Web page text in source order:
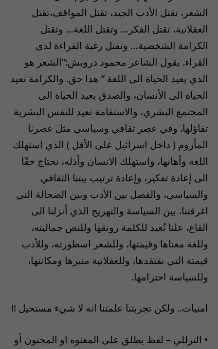
الشعر، تقتل الأدب الجيد، تقتل المواقف،تقتل
العقلانية، تقتل الفكر… وتقتل اللغة… وتقتل
الكرامة الشخصية… وتقتل رغبة القراءة لدى
القراء. يقول الشاعر محمود درويش:”الشعر هو
الذي يعيد الحياة الى اللغة ” هذا حق. والكرامة تعيد
الحياة الى الأنسان، والصدق يعيد الحياة الى
المجتمع البشري، والاستقامة تعيد للنفس البشرية
تفاؤلها. وفي عصر ثقافي وسياسي مثل عصرنا
المأزوم ( داخل اسرائيل على الأقل ) الذي استهلك
اللغة وأهانها، واستهلك الانسان وأذله، نحتاج حقًا
الى إعادة تفكير، وإعادة ترتيب بيتنا الثقافي
والسياسي، والفصل بين الأدب وبين الضحالة التي
اغرقتنا، بين السياسة والتهريج الذي أنزلنا الى
القاع، علنا نُعيد للكلمة رونقها وللنص جماليته،
وللغة معناها وقيمتها، وللشعر اسطورته، وللأدب
قيمته التي نفتقدها، وللعقلانية منبرها ومكانتها،
وللسياسة احترامها.
امنيات.. ولكن تجربتنا علمتنا انه لا شيء مستحيل !!
• الترللي – لفظ يطلق على المعتوه او المجنون أو